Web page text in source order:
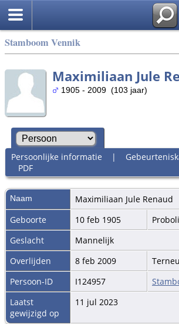
Stamboom Vennik
Maximiliaan Jule
1905 - 2009 (103 jaar)
Persoonlijke informatie |
PDF
Naam Maximiliaan Jule Renaud
Geboorte
10 feb 1905
Geslacht
Mannelijk
Overlijden
8 feb 2009
Persoon-ID
I124957
Laatst
gewijzigd op
11 jul 2023